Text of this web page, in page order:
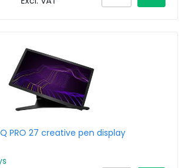
PRO 27 creative pen display